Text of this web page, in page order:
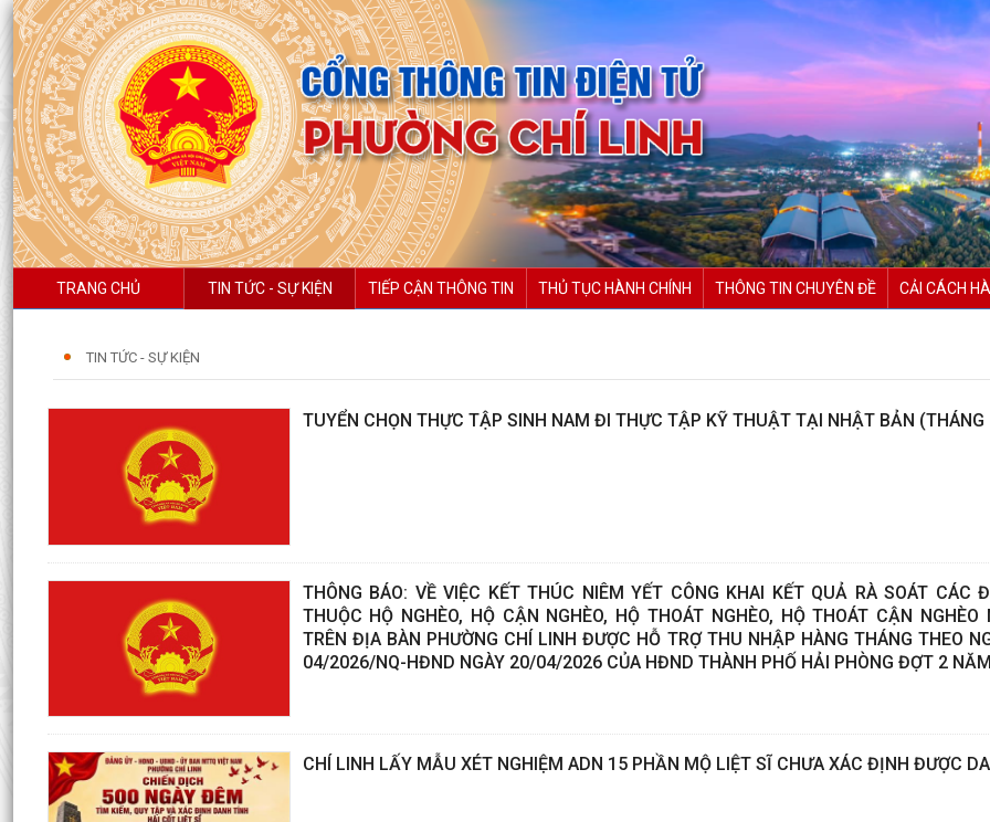
TRANG CHỦ TIN TỨC - SỰ KIỆN TIẾP CẬN THÔNG TIN THỦ TỤC HÀNH CHÍNH THÔNG TIN CHUYÊN ĐỀ CẢI CÁCH
TIN TỨC - SỰ KIỆN
TUYỂN CHỌN THỰC TẬP SINH NAM ĐI THỰC TẬP KỸ THUẬT TẠI NHẬT BẢN
THÔNG BÁO: VỀ VIỆC KẾT THÚC NIÊM YẾT CÔNG KHAI KẾT QUẢ RÀ SOÁT CÁC
THUỘC HỘ NGHÈO, HỘ CẬN NGHÈO, HỘ THOÁT NGHÈO, HỘ THOÁT CẬN
TRÊN ĐỊA BÀN PHƯỜNG CHÍ LINH ĐƯỢC HỖ TRỢ THU NHẬP HÀNG THÁNG THEO
04/2026/NQ-HĐND NGÀY 20/04/2026 CỦA HĐND THÀNH PHỐ HẢI PHÒNG ĐỢT 2
CHÍ LINH LẤY MẪU XÉT NGHIỆM ADN 15 PHẦN MỘ LIỆT SĨ CHƯA XÁC ĐỊNH ĐƯỢC